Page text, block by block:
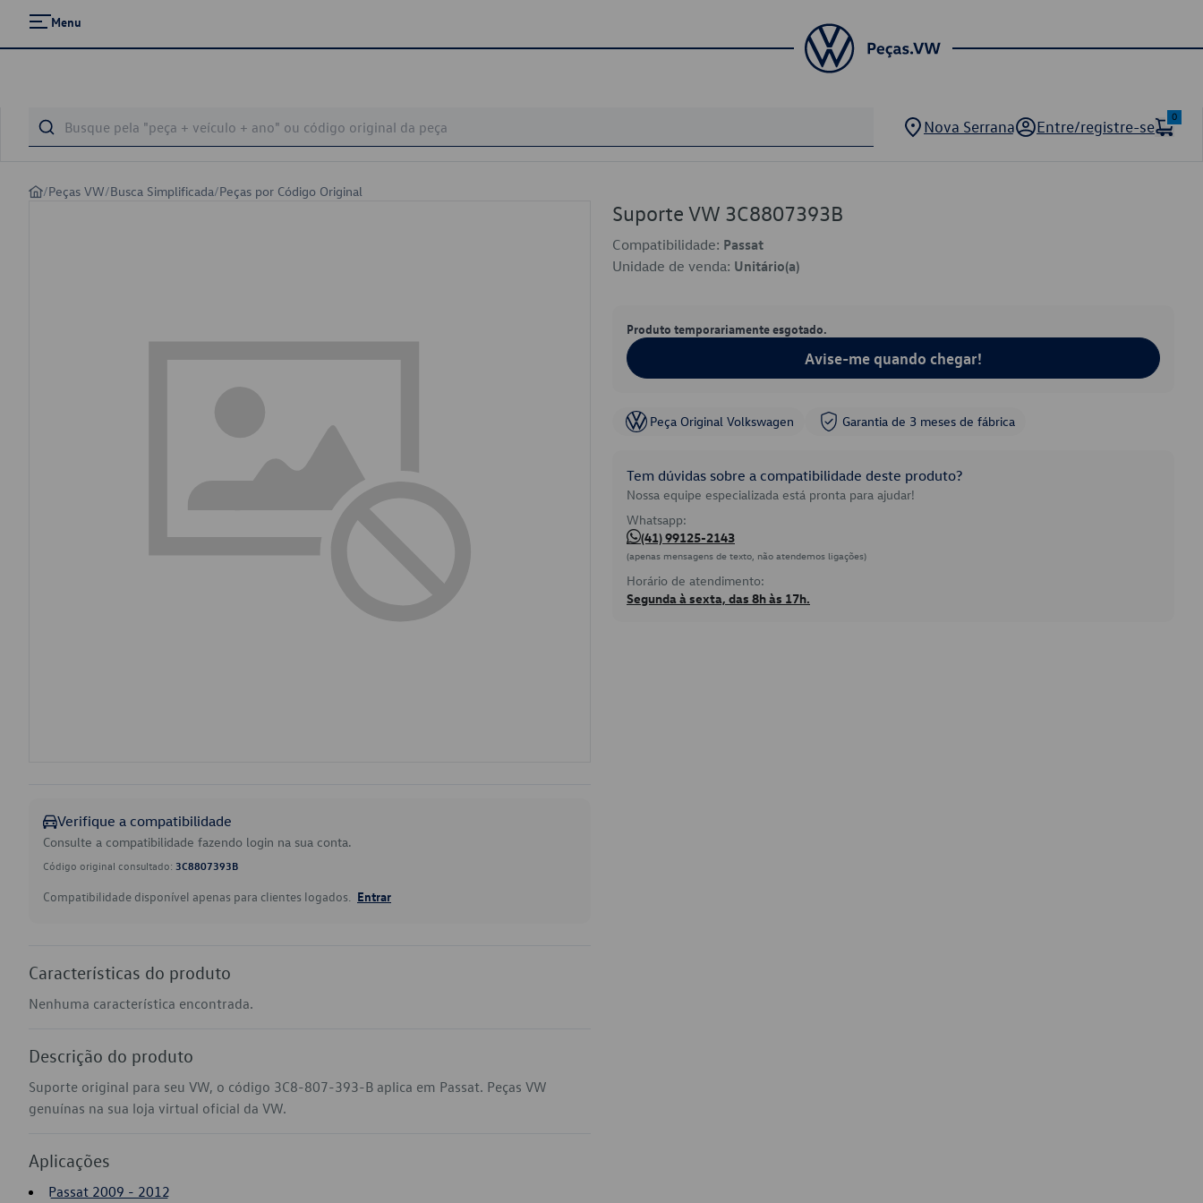
Menu
Nova Serrana Entre/registre-se
0
/Peças VW/Busca Simplificada/Peças por Código Original
Verifique a compatibilidade
Consulte a compatibilidade fazendo login na sua conta.
Código original consultado: 3C8807393B
Compatibilidade disponível apenas para clientes logados. Entrar
Características do produto
Nenhuma característica encontrada.
Descrição do produto
Suporte original para seu VW, o código 3C8-807-393-B aplica em Passat. Peças VW
genuínas na sua loja virtual oficial da VW.
Aplicações
Passat 2009 - 2012
Suporte VW 3C8807393B
Compatibilidade: Passat
Unidade de venda: Unitário(a)
Produto temporariamente esgotado.
Avise-me quando chegar!
Peça Original Volkswagen Garantia de 3 meses de fábrica
Tem dúvidas sobre a compatibilidade deste produto?
Nossa equipe especializada está pronta para ajudar!
Whatsapp:
(41) 99125-2143
(apenas mensagens de texto, não atendemos ligações)
Horário de atendimento:
Segunda à sexta, das 8h às 17h.